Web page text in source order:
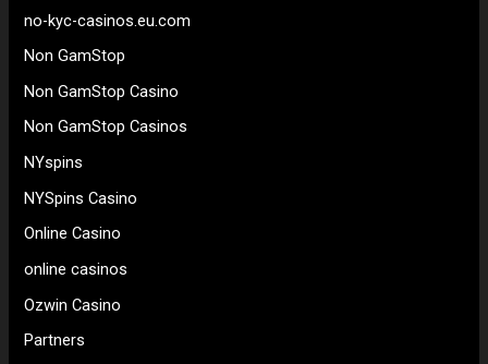
no-kyc-casinos.eu.com
Non GamStop
Non GamStop Casino
Non GamStop Casinos
NYspins
NYSpins Casino
Online Casino
online casinos
Ozwin Casino
Partners